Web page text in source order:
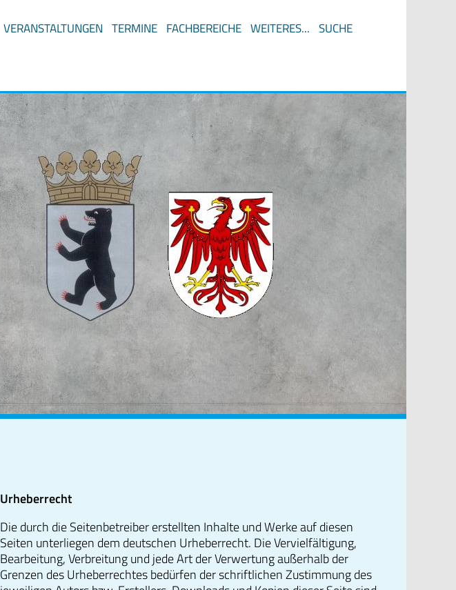
VERANSTALTUNGEN TERMINE FACHBEREICHE WEITERES... SUCHE
Urheberrecht
Die durch die Seitenbetreiber erstellten Inhalte und Werke auf diesen
Seiten unterliegen dem deutschen Urheberrecht. Die Vervielfältigung,
Bearbeitung, Verbreitung und jede Art der Verwertung außerhalb der
Grenzen des Urheberrechtes bedürfen der schriftlichen Zustimmung des